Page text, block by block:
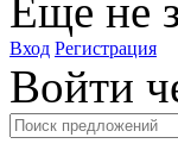
Еще не
Вход Регистрация
Войти